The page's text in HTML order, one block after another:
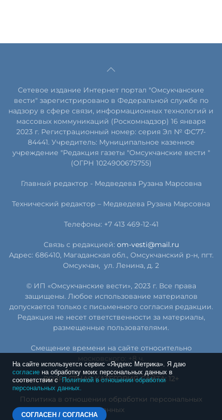
На сайте используется сервис «Яндекс Метрика». Я даю
согласие на обработку моих персональных данных в
соответствии сПолитикой в отношении обработки
персональных данных.
СОГЛАСЕН / СОГЛАСНА
Сетевое издание Интернет портал "Омсукчанские
вести" зарегистрировано в Федеральной службе по
надзору в сфере связи, информационных технологий и
массовых коммуникаций (Роскомнадзор) 16 января
2023 г. Регистрационный номер: серия Эл № ФС77-
84441. Учредитель: Муниципальное казенное
учреждение "Редакция газеты "Омсукчанские вести "
(ОГРН 1024900675755)
Главный редактор - Медведева Рузана Марсовна
Технический редактор – Медведева Рузана Марсовна
Телефоны: +7 413 469-12-41
Связь с редакцией: om-vesti@mail.ru
Адрес: 686410, Магаданская обл., Омсукчанский р-н, пгт.
Омсукчан, ул. Ленина, д. 2
© ИП «Омсукчанские вести», 2023 г. Все права
защищены. Любое использование материалов
допускается только с письменного согласия редакции.
Редакция не несет ответственности за материалы,
размещенные пользователями.
Смещение времени на сайте относительно
московского: +8 ч.
ВОЗРАСТНАЯ КАТЕГОРИЯ САЙТА: 12+
Политика в отношении обработки персональных
данных